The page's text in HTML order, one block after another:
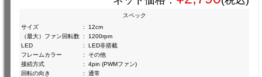
スペック
サイズ
:
12cm
（最大）ファン回転数 :
1200rpm
LED
:
LED非搭載
フレームカラー
:
その他
接続方式
:
4pin (PWMファン)
回転の向き
: 通常